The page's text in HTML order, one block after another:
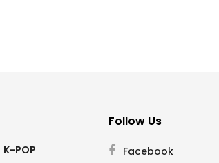
K-POP
Follow Us
Facebook